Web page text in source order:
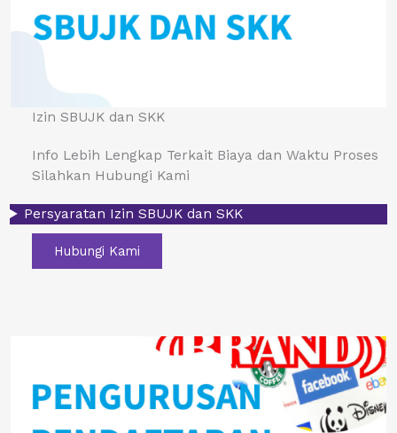
Izin SBUJK dan SKK
Info Lebih Lengkap Terkait Biaya dan Waktu Proses
Silahkan Hubungi Kami
Persyaratan Izin SBUJK dan SKK
Hubungi Kami